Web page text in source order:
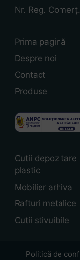
Nr. Reg.
Prima pagină
Despre noi
Contact
Produse
Cutii depozitare
plastic
Mobilier arhiva
Rafturi metalice
Cutii stivuibile
Politică de